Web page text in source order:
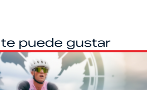
te puede gustar